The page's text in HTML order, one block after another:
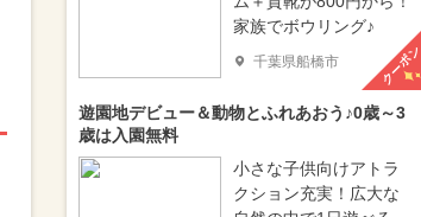
家族でボウリング♪
千葉県船橋市 クーポン
遊園地デビュー＆動物とふれあおう♪0歳～3
歳は入園無料
小さな子供向けアトラ
クション充実！広大な